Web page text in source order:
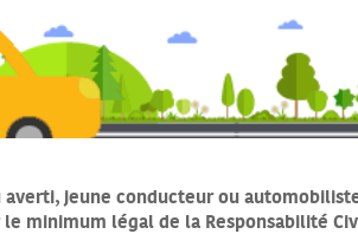
jeune conducteur ou
le minimum légal de la Responsabilité